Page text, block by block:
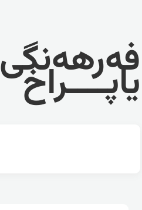
فەرهەنگی
یاپــــراخ